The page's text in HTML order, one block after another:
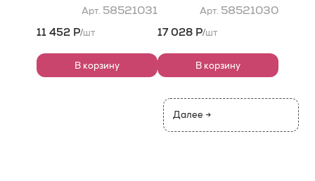
Арт. 58521031
11 452 Р/шт
В корзину
Арт. 58521030
17 028 Р/шт
В корзину
Далее →